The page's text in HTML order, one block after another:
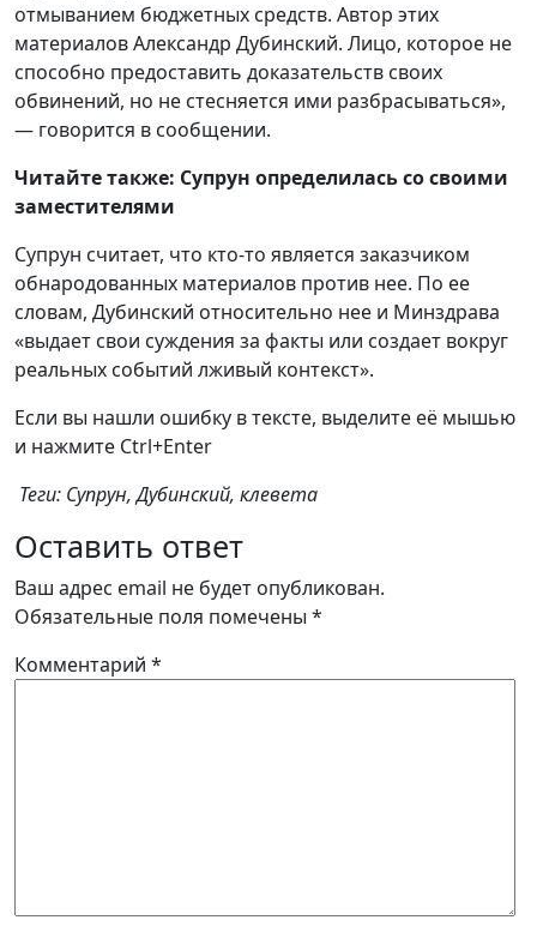
отмыванием бюджетных средств. Автор этих
материалов Александр Дубинский. Лицо, которое не
способно предоставить доказательств своих
обвинений, но не стесняется ими разбрасываться»,
— говорится в сообщении.
Читайте также: Супрун определилась со своими
заместителями
Супрун считает, что кто-то является заказчиком
обнародованных материалов против нее. По ее
словам, Дубинский относительно нее и Минздрава
«выдает свои суждения за факты или создает вокруг
реальных событий лживый контекст».
Если вы нашли ошибку в тексте, выделите её мышью
и нажмите Ctrl+Enter
Теги: Супрун, Дубинский, клевета
Оставить ответ
Ваш адрес email не будет опубликован.
Обязательные поля помечены *
Комментарий *